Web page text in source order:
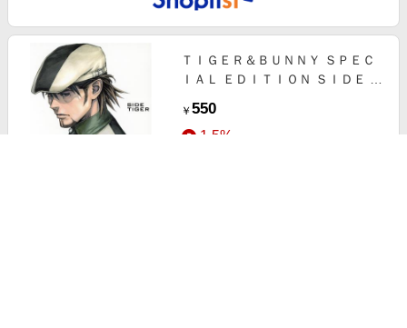
ＴＩＧＥＲ＆ＢＵＮＮＹ ＳＰＥＣ
ＩＡＬ ＥＤＩＴＩＯＮ ＳＩＤＥ Ｔ
￥ 550
1.5%